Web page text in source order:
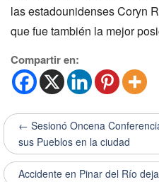
las estadounidenses Coryn
que fue también la mejor
Compartir en:
← Sesionó Oncena
sus Pueblos en la ciudad
Accidente en Pinar del Río